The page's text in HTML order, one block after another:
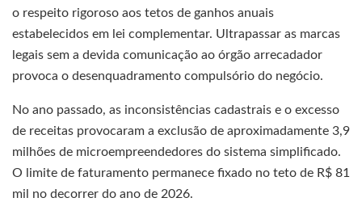
o respeito rigoroso aos tetos de ganhos anuais
estabelecidos em lei complementar. Ultrapassar as marcas
legais sem a devida comunicação ao órgão arrecadador
provoca o desenquadramento compulsório do negócio.
No ano passado, as inconsistências cadastrais e o excesso
de receitas provocaram a exclusão de aproximadamente 3,9
milhões de microempreendedores do sistema simplificado.
O limite de faturamento permanece fixado no teto de R$ 81
mil no decorrer do ano de 2026.